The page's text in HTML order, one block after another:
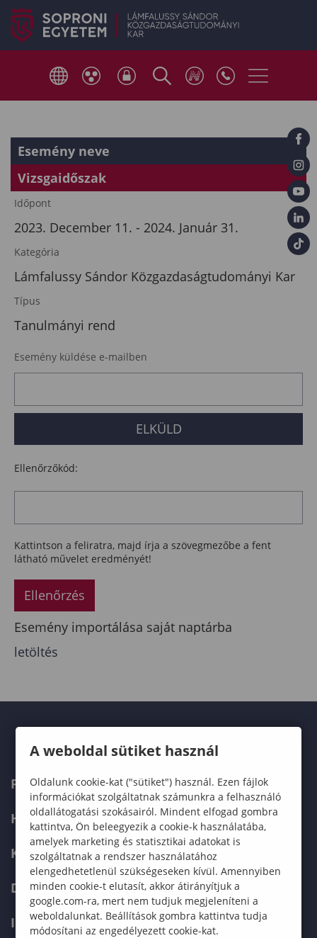
Esemény neve
Vizsgaidőszak
Időpont
2023. December 11. - 2024. Január 31.
Kategória
Lámfalussy Sándor Közgazdaságtudományi Kar
Típus
Tanulmányi rend
Esemény küldése e-mailben
Ellenőrzőkód:
Kattintson a feliratra, majd írja a szövegmezőbe a fent
látható művelet eredményét!
Ellenőrzés
Esemény importálása saját naptárba
letöltés
FELVÉTELIZŐKNEK
HALLGATÓKNAK
KÉPZÉSEK
DOKTORI ISKOLA
INTERNATIONAL
A weboldal sütiket használ
Oldalunk cookie-kat ("sütiket") használ. Ezen fájlok
információkat szolgáltatnak számunkra a felhasználó
oldallátogatási szokásairól. Mindent elfogad gombra
kattintva, Ön beleegyezik a cookie-k használatába,
amelyek marketing és statisztikai adatokat is
szolgáltatnak a rendszer használatához
elengedhetetlenül szükségeseken kívül. Amennyiben
minden cookie-t elutasít, akkor átirányítjuk a
google.com-ra, mert nem tudjuk megjeleníteni a
weboldalunkat. Beállítások gombra kattintva tudja
módosítani az engedélyezett cookie-kat.